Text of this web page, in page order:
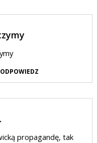
ODPOWIEDZ
propagandę, tak